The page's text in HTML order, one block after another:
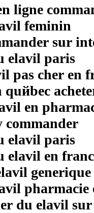
ligne
feminin
sur
elavil paris
pas cher en
quйbec
en
commander
elavil paris
elavil en
pharmacie
du elavil